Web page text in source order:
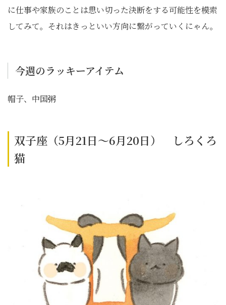
に仕事や家族のことは思い切った決断をする可能性を模索
してみて。それはきっといい方向に繋がっていくにゃん。
今週のラッキーアイテム
帽子、中国粥
双子座（5月21日～6月20日） しろくろ
猫